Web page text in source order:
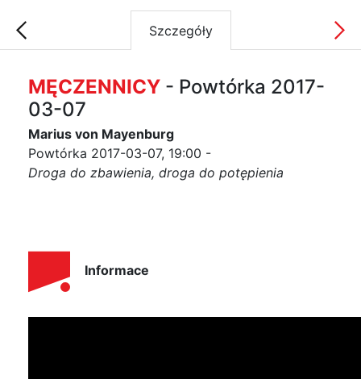
Szczegóły
MĘCZENNICY - Powtórka 2017-
03-07
Marius von Mayenburg
Powtórka 2017-03-07, 19:00 -
Droga do zbawienia, droga do potępienia
Informace